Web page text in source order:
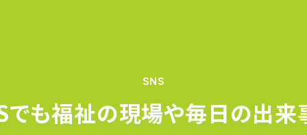
SNS
でも福祉の現場や毎日の出来